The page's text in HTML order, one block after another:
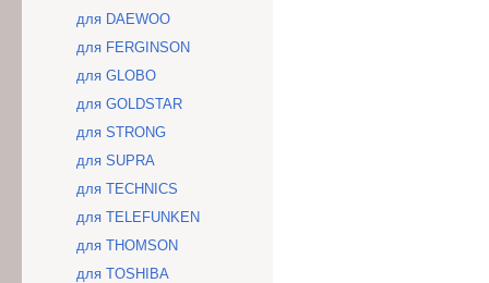
для DAEWOO
для FERGINSON
для GLOBO
для GOLDSTAR
для STRONG
для SUPRA
для TECHNICS
для TELEFUNKEN
для THOMSON
для TOSHIBA